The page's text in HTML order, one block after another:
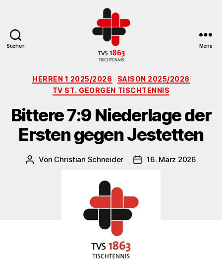
Suchen
St.
Georgen
Menü
Kategorien
HERREN 1 2025/2026
SAISON 2025/2026
TV ST. GEORGEN TISCHTENNIS
Bittere 7:9 Niederlage der
Ersten gegen Jestetten
Beitragsautor
Von Christian Schneider 16. März 2026